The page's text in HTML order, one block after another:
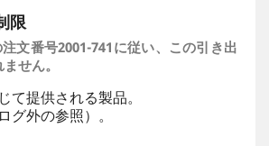
限
文番号2001-741に従い、この引き出
せん。
て提供される製品。
グ外の参照）。